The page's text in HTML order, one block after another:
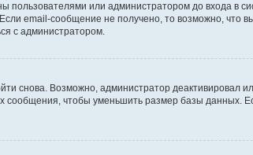
пользователями или администратором до входа в
email-сообщение не получено, то возможно, что
с администратором.
снова. Возможно, администратор деактивировал
чтобы уменьшить размер базы данных.